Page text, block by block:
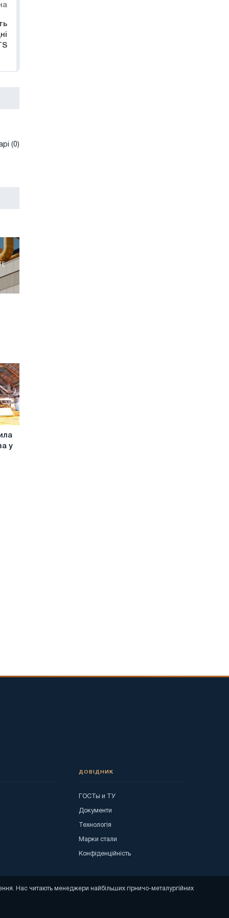
(0)
у
ДОВІДНИК
ГОСТы и ТУ
Документи
Технологія
Марки стали
Конфіденційність
Нас читають менеджери найбільших гірничо-металургійних